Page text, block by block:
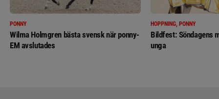
PONNY
Wilma Holmgren bästa svensk när ponny-
EM avslutades
HOPPNING, PONNY
Bildfest: Söndagens
unga